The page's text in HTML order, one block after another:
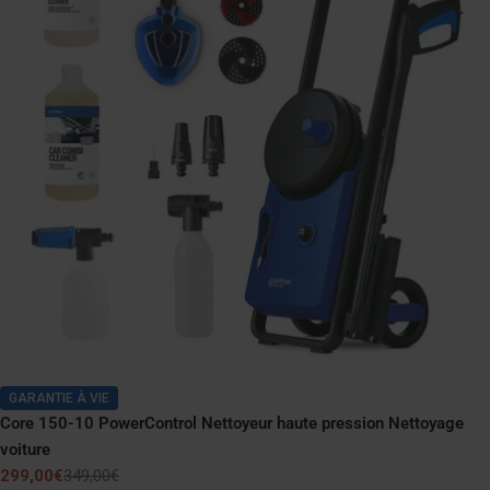
GARANTIE À VIE
Core 150-10 PowerControl Nettoyeur haute pression Nettoyage
voiture
Prix
299,00€
Prix
349,00€